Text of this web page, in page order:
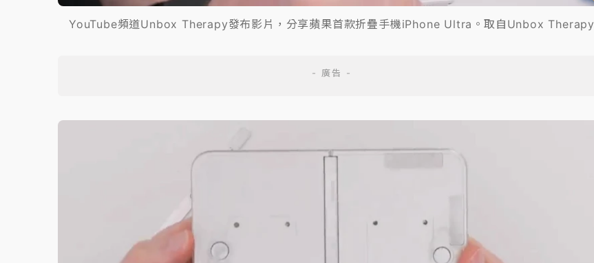
YouTube頻道Unbox Therapy發布影片，分享蘋果首款折疊手機iPhone Ultra。取自Unbox Therapy